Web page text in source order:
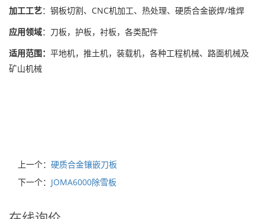
加工工艺：钢板切割、CNC机加工、热处理、硬质合金嵌焊/堆焊
应用领域：刀板，护板，衬板，各类配件
适用范围： 平地机，推土机，装载机，各种工程机械、路面机械及
矿山机械
上一个： 硬质合金镶嵌刀板
下一个： JOMA6000除雪板